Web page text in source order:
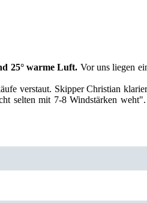
25° warme Luft. Vor uns liegen
verstaut. Skipper Christian
selten mit 7-8 Windstärken